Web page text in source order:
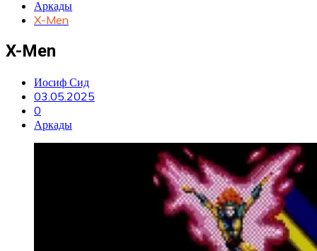
Аркады
X-Men
X-Men
Иосиф Сид
03.05.2025
0
Аркады